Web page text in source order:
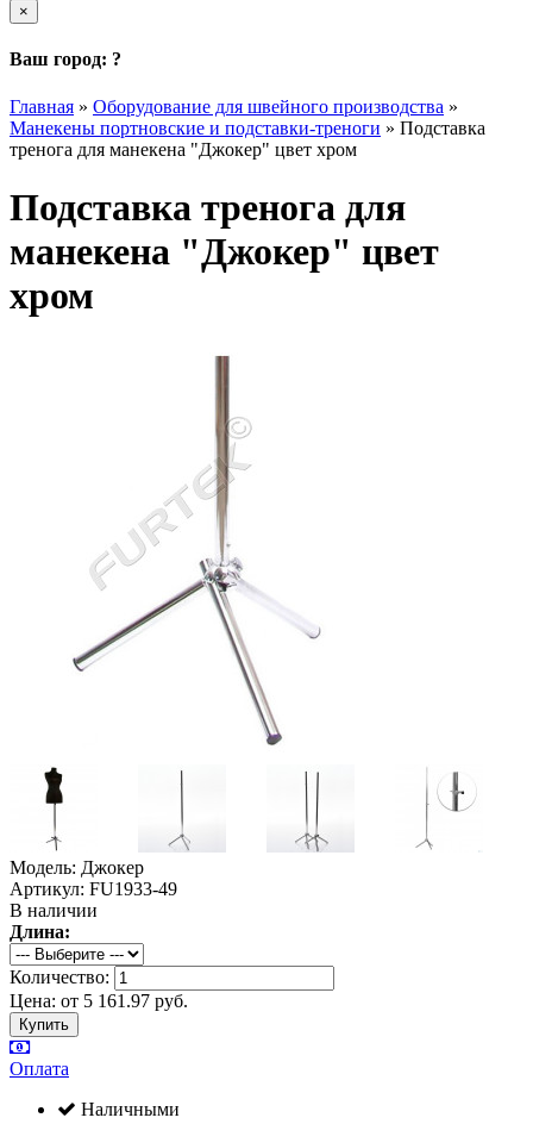
×
Ваш город: ?
Главная » Оборудование для швейного производства »
Манекены портновские и подставки-треноги » Подставка
тренога для манекена "Джокер" цвет хром
Подставка тренога для
манекена "Джокер" цвет
хром
Модель: Джокер
Артикул: FU1933-49
В наличии
Длина:
Количество:
Цена: от 5 161.97 руб.
Оплата
Наличными